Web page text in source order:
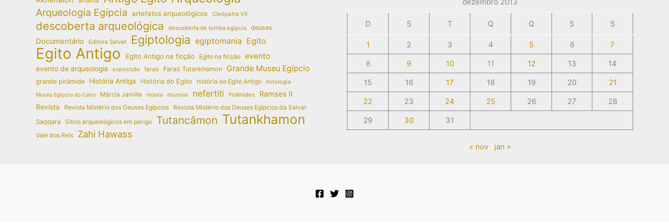
Arqueologia Egípcia artefatos arqueológicos Cleópatra VII
descoberta arqueológica descoberta de tumba egípcia deuses
Documentário Editora Salvat Egiptologia egiptomania Egito
Egito Antigo Egito Antigo na ficção Egito na ficção evento
evento de arqueologia exposição faraó Faraó Tutankhamon Grande Museu Egípcio
grande pirâmide História Antiga História do Egito história do Egito Antigo mitologia
Museu Egípcio do Cairo Márcia Jamille múmia múmias nefertiti Pirâmides Ramses II
Revista Revista Mistério dos Deuses Egípcios
Revista Mistério dos Deuses Egípcios da Salvat
Saqqara Sítios arqueológicos em perigo Tutancâmon Tutankhamon
Vale dos Reis Zahi Hawass
D S T Q Q S S
1 2 3 4 5 6
7
8
9 10 11 12 13
14
15
16 17 18 19 20
21
22
23 24 25 26 27
28
29
30 31
« nov jan »